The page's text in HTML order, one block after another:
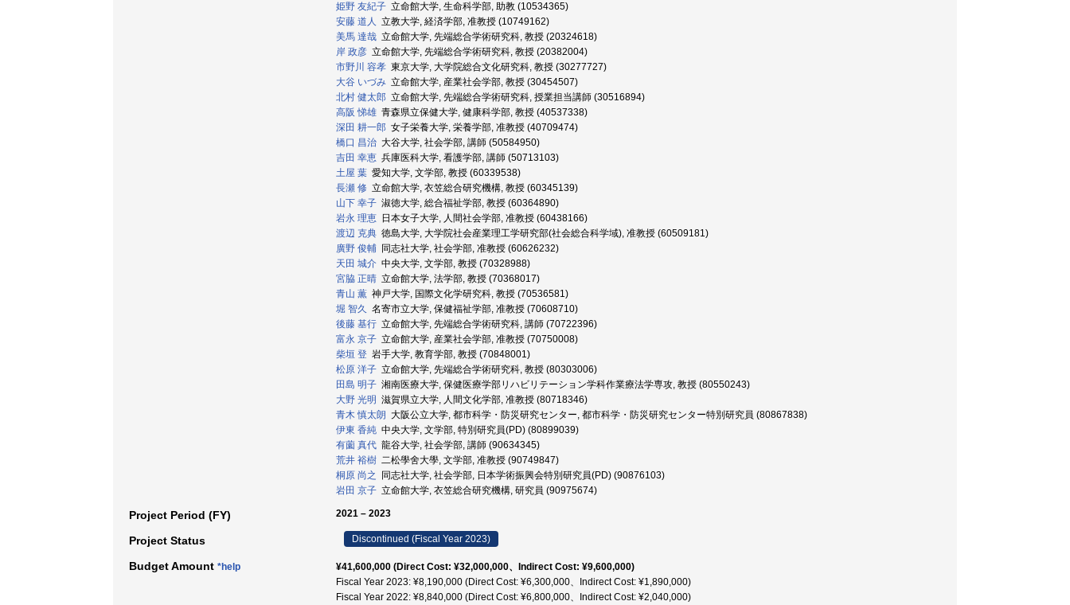
姫野 友紀子 立命館大学, 生命科学部, 助教 (10534365)
安藤 道人 立教大学, 経済学部, 准教授 (10749162)
美馬 達哉 立命館大学, 先端総合学術研究科, 教授 (20324618)
岸 政彦 立命館大学, 先端総合学術研究科, 教授 (20382004)
市野川 容孝 東京大学, 大学院総合文化研究科, 教授 (30277727)
大谷 いづみ 立命館大学, 産業社会学部, 教授 (30454507)
北村 健太郎 立命館大学, 先端総合学術研究科, 授業担当講師 (30516894)
高阪 悌雄 青森県立保健大学, 健康科学部, 教授 (40537338)
深田 耕一郎 女子栄養大学, 栄養学部, 准教授 (40709474)
橋口 昌治 大谷大学, 社会学部, 講師 (50584950)
吉田 幸恵 兵庫医科大学, 看護学部, 講師 (50713103)
土屋 葉 愛知大学, 文学部, 教授 (60339538)
長瀬 修 立命館大学, 衣笠総合研究機構, 教授 (60345139)
山下 幸子 淑徳大学, 総合福祉学部, 教授 (60364890)
岩永 理恵 日本女子大学, 人間社会学部, 准教授 (60438166)
渡辺 克典 徳島大学, 大学院社会産業理工学研究部(社会総合科学域), 准教授 (60509181)
廣野 俊輔 同志社大学, 社会学部, 准教授 (60626232)
天田 城介 中央大学, 文学部, 教授 (70328988)
宮脇 正晴 立命館大学, 法学部, 教授 (70368017)
青山 薫 神戸大学, 国際文化学研究科, 教授 (70536581)
堀 智久 名寄市立大学, 保健福祉学部, 准教授 (70608710)
後藤 基行 立命館大学, 先端総合学術研究科, 講師 (70722396)
富永 京子 立命館大学, 産業社会学部, 准教授 (70750008)
柴垣 登 岩手大学, 教育学部, 教授 (70848001)
松原 洋子 立命館大学, 先端総合学術研究科, 教授 (80303006)
田島 明子 湘南医療大学, 保健医療学部リハビリテーション学科作業療法学専攻, 教授 (80550243)
大野 光明 滋賀県立大学, 人間文化学部, 准教授 (80718346)
青木 慎太朗 大阪公立大学, 都市科学・防災研究センター, 都市科学・防災研究センター特別研究員 (80867838)
伊東 香純 中央大学, 文学部, 特別研究員(PD) (80899039)
有薗 真代 龍谷大学, 社会学部, 講師 (90634345)
荒井 裕樹 二松學舍大學, 文学部, 准教授 (90749847)
桐原 尚之
同志社大学, 社会学部, 日本学術振興会特別研究員(PD) (90876103)
岩田 京子 立命館大学, 衣笠総合研究機構, 研究員 (90975674)
Project Period (FY) 2021 – 2023
Project Status Discontinued (Fiscal Year 2023)
Budget Amount *help
¥41,600,000 (Direct Cost: ¥32,000,000、Indirect Cost: ¥9,600,000)
Fiscal Year 2023: ¥8,190,000 (Direct Cost: ¥6,300,000、Indirect Cost: ¥1,890,000)
Fiscal Year 2022: ¥8,840,000 (Direct Cost: ¥6,800,000、Indirect Cost: ¥2,040,000)